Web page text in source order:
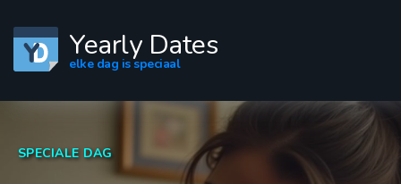
Yearly Dates
elke dag is speciaal
SPECIALE DAG